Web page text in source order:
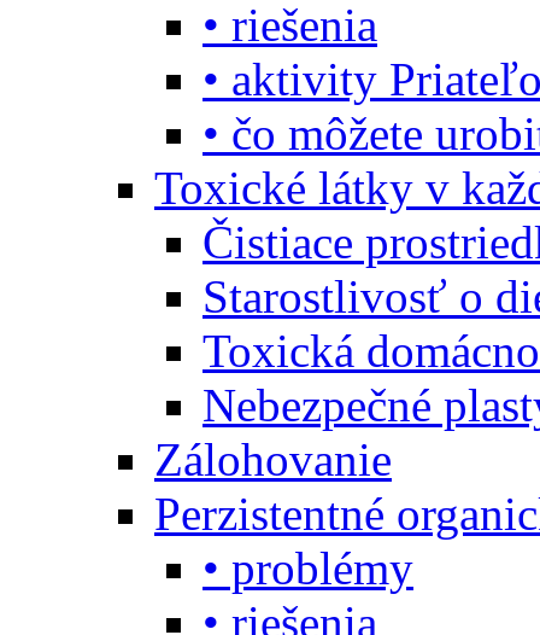
• riešenia
• aktivity
• čo môžete
Toxické látky v
Čistiace
Starostlivosť o
Toxická
Nebezpečné
Zálohovanie
Perzistentné
• problémy
• riešenia